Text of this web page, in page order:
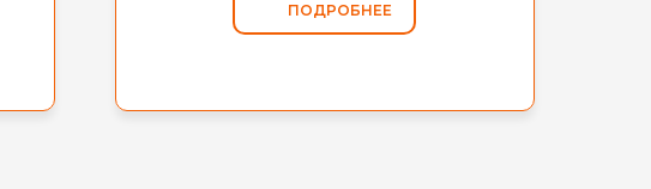
ПОДРОБНЕЕ